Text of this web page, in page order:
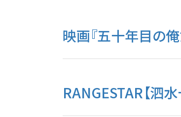
映画『五十年目の
RANGESTAR【泗